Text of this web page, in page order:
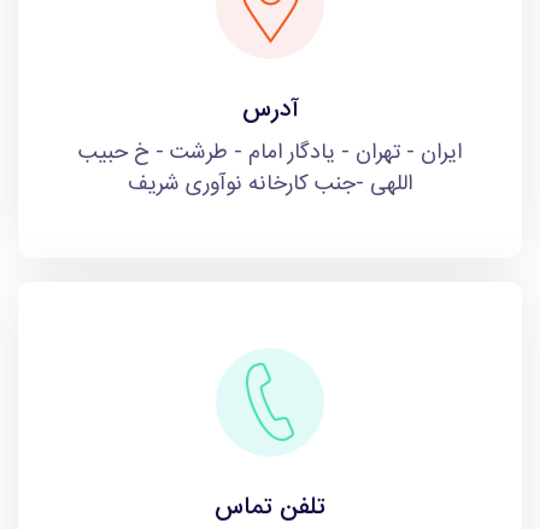
آدرس
ایران - تهران - یادگار امام - طرشت - خ حبیب
اللهی -جنب کارخانه نوآوری شریف
تلفن تماس